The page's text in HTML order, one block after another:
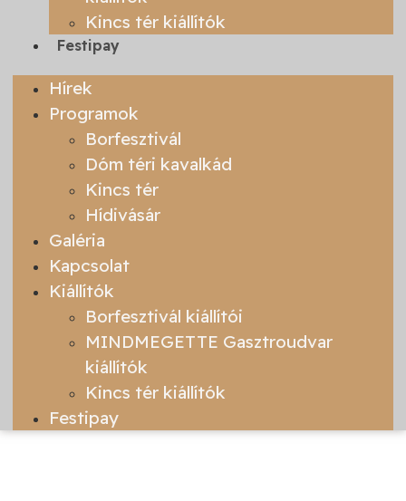
Kincs tér kiállítók
Festipay
Hírek
Programok
Borfesztivál
Dóm téri kavalkád
Kincs tér
Hídivásár
Galéria
Kapcsolat
Kiállítók
Borfesztivál kiállítói
MINDMEGETTE Gasztroudvar
kiállítók
Kincs tér kiállítók
Festipay